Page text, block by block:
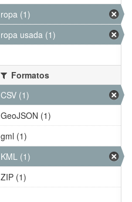
ropa (1)
ropa usada (1)
Formatos
CSV (1)
GeoJSON (1)
gml (1)
KML (1)
ZIP (1)